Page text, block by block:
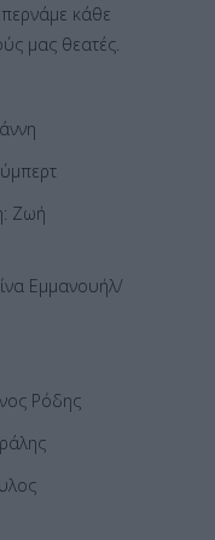
κάθε
μας θεατές.
Ζωή
Εμμανουήλ/
Ρόδης